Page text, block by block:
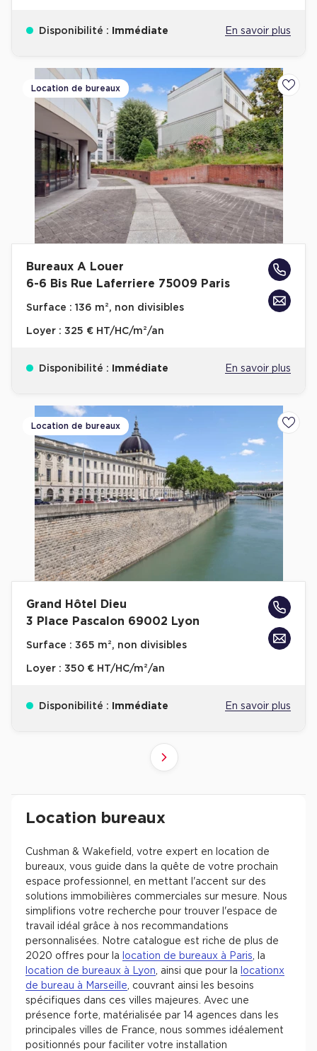
Disponibilité : Immédiate En savoir plus
Location de bureaux
Bureaux A Louer
6-6 Bis Rue Laferriere 75009 Paris
Surface : 136 m², non divisibles
Loyer : 325 € HT/HC/m²/an
Disponibilité : Immédiate En savoir plus
Location de bureaux
Grand Hôtel Dieu
3 Place Pascalon 69002 Lyon
Surface : 365 m², non divisibles
Loyer : 350 € HT/HC/m²/an
Disponibilité : Immédiate En savoir plus
Suivant
Revenir à l'accueil -
Location bureaux
Cushman & Wakefield, votre expert en location de
bureaux, vous guide dans la quête de votre prochain
espace professionnel, en mettant l'accent sur des
solutions immobilières commerciales sur mesure. Nous
simplifions votre recherche pour trouver l'espace de
travail idéal grâce à nos recommandations
personnalisées. Notre catalogue est riche de plus de
2020 offres pour la
location de bureaux à Paris, la
location de bureaux à Lyon, ainsi que pour la
locationx
de bureau à Marseille, couvrant ainsi les besoins
spécifiques dans ces villes majeures. Avec une
présence forte, matérialisée par 14 agences dans les
principales villes de France, nous sommes idéalement
positionnés pour faciliter votre installation